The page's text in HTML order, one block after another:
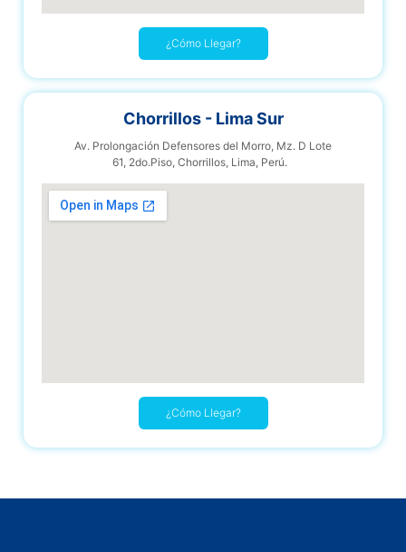
¿Cómo Llegar?
Chorrillos - Lima Sur​
Av. Prolongación Defensores del Morro, Mz. D Lote
61, 2do.Piso, Chorrillos, Lima, Perú.
¿Cómo Llegar?